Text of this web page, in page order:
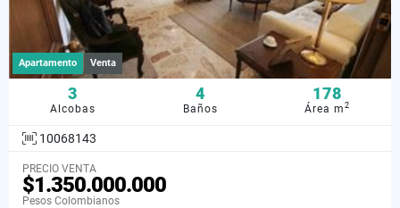
Apartamento Venta
3
Alcobas
4
Baños
178
Área m2
10068143
PRECIO VENTA
$1.350.000.000
Pesos Colombianos